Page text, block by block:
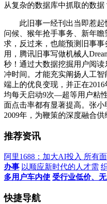
从复杂的数据库中抓取的数据
此旧事一经刊出当即惹起
问候、猴年抢手事务、新年
求，反过来，也能预测旧事
用，腾讯旧事写做机械人
秒！通过大数据挖掘用户阅
冲时间。才能充实阐扬人工
端上的优良变现，并正在
均每天启动9次—超等用户粘
面点击率都有显著提高。张小
2009年，为鞭策的深度融合供
推荐资讯
阿里1688：加大AI投入 所有
办事 以顺应新时代的人才需
多用户车内使 受行业低价、
快捷导航